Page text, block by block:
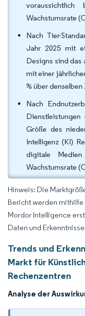
Wachstumsrate
Nach Tier-
Jahr 2025 mit
Designs sind das
mit einer
% über
Nach
Größe des
Intelligenz (KI)
digitale
Wachstumsrate
Hinweis: Die
Bericht werden
Mordor Intelligence
Daten und
Trends und
Markt für
Rechenzentren
Analyse der